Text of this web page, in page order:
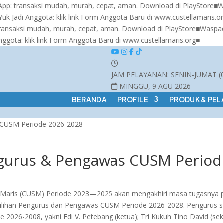
mudah, murah, cepat, aman. Download di PlayStore■
Anggota: klik link Form Anggota Baru di www.custellamaris.org■
mudah, murah, cepat, aman. Download di PlayStore■Waspada
klik link Form Anggota Baru di www.custellamaris.org■
JAM PELAYANAN: SENIN-JUMAT
MINGGU, 9 AGU 2026
BERANDA PROFILE PRODUK &
Periode 2026-2028
& Pengawas CUSM
(CUSM) Periode 2023—2025 akan mengakhiri masa tugasnya
Pengurus dan Pengawas CUSM Periode 2026-2028. Pengurus
2008, yakni Edi V. Petebang (ketua); Tri Kukuh Tino David